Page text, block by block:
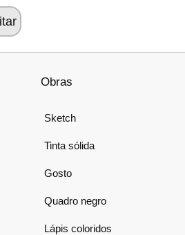
Obras
Sketch
Tinta sólida
Gosto
Quadro negro
Lápis coloridos